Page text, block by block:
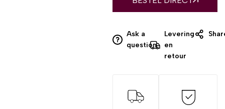
Ask a
question
Levering
en
retour